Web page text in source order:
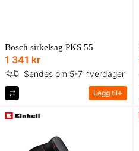
Bosch sirkelsag PKS 55
1 341 kr
Sendes om 5-7 hverdager
Legg til